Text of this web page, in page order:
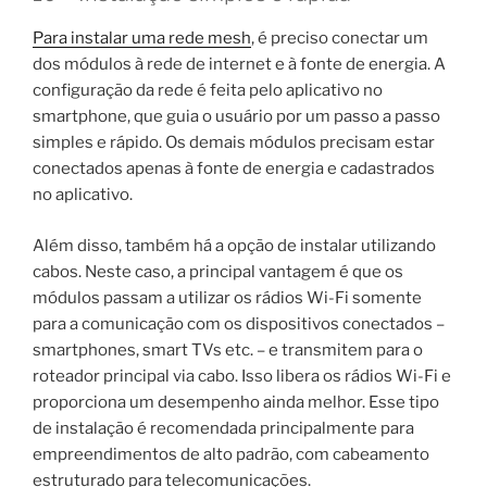
Para instalar uma rede mesh, é preciso conectar um
dos módulos à rede de internet e à fonte de energia. A
configuração da rede é feita pelo aplicativo no
smartphone, que guia o usuário por um passo a passo
simples e rápido. Os demais módulos precisam estar
conectados apenas à fonte de energia e cadastrados
no aplicativo.
Além disso, também há a opção de instalar utilizando
cabos. Neste caso, a principal vantagem é que os
módulos passam a utilizar os rádios Wi-Fi somente
para a comunicação com os dispositivos conectados –
smartphones, smart TVs etc. – e transmitem para o
roteador principal via cabo. Isso libera os rádios Wi-Fi e
proporciona um desempenho ainda melhor. Esse tipo
de instalação é recomendada principalmente para
empreendimentos de alto padrão, com cabeamento
estruturado para telecomunicações.